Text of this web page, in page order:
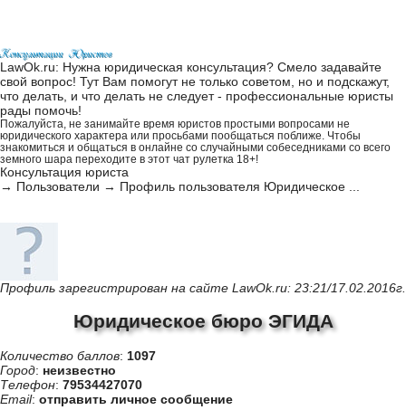
LawOk.ru: Нужна юридическая консультация? Смело задавайте
свой вопрос! Тут Вам помогут не только советом, но и подскажут,
что делать, и что делать не следует - профессиональные юристы
рады помочь!
Пожалуйста, не занимайте время юристов простыми вопросами не
юридического характера или просьбами пообщаться поближе. Чтобы
знакомиться и общаться в онлайне со случайными собеседниками со всего
земного шара переходите в этот чат рулетка 18+!
Консультация юриста
→ Пользователи → Профиль пользователя Юридическое ...
Профиль зарегистрирован на сайте LawOk.ru: 23:21/17.02.2016г.
Юридическое бюро ЭГИДА
Количество баллов: 1097
Город: неизвестно
Телефон: 79534427070
Email: отправить личное сообщение